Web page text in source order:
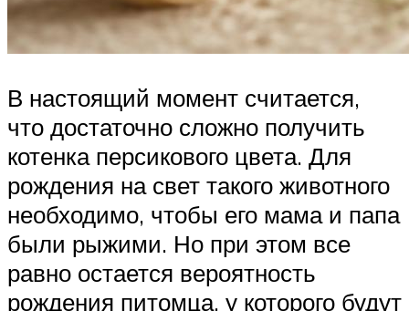
В настоящий момент считается,
что достаточно сложно получить
котенка персикового цвета. Для
рождения на свет такого животного
необходимо, чтобы его мама и папа
были рыжими. Но при этом все
равно остается вероятность
рождения питомца, у которого будут